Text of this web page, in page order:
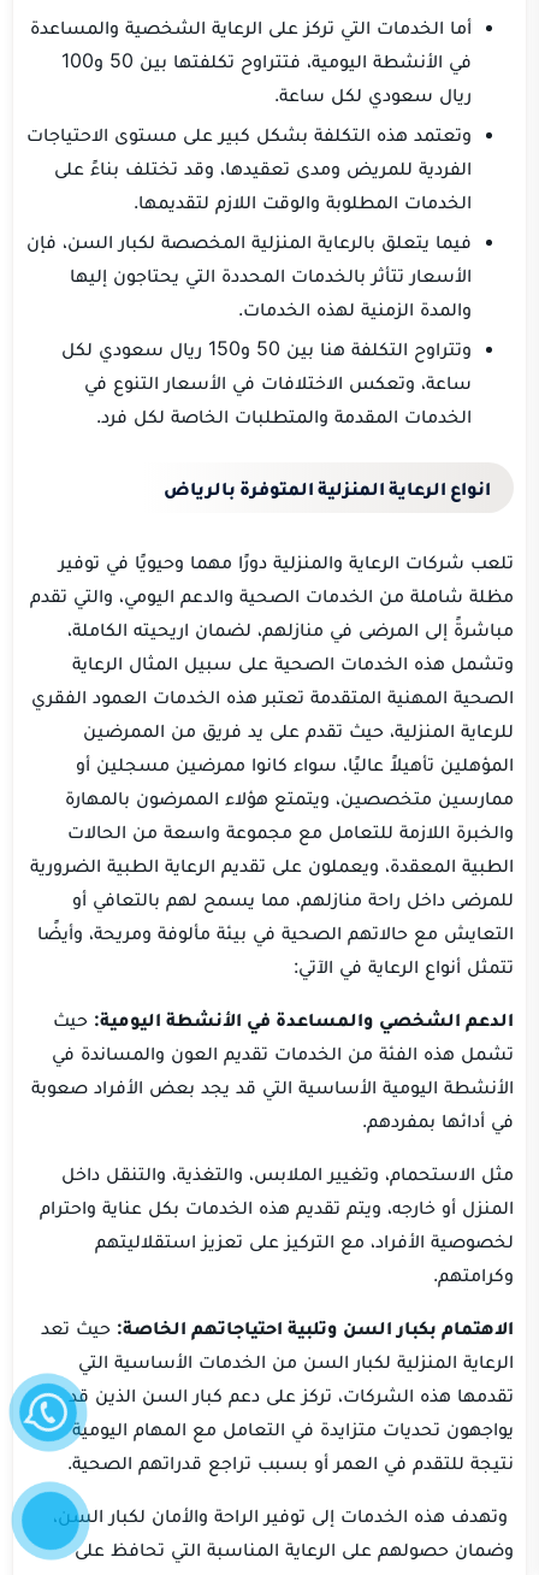
أما الخدمات التي تركز على الرعاية الشخصية والمساعدة
في الأنشطة اليومية، فتتراوح تكلفتها بين 50 و100
ريال سعودي لكل ساعة.
وتعتمد هذه التكلفة بشكل كبير على مستوى الاحتياجات
الفردية للمريض ومدى تعقيدها، وقد تختلف بناءً على
الخدمات المطلوبة والوقت اللازم لتقديمها.
فيما يتعلق بالرعاية المنزلية المخصصة لكبار السن، فإن
الأسعار تتأثر بالخدمات المحددة التي يحتاجون إليها
والمدة الزمنية لهذه الخدمات.
وتتراوح التكلفة هنا بين 50 و150 ريال سعودي لكل
ساعة، وتعكس الاختلافات في الأسعار التنوع في
الخدمات المقدمة والمتطلبات الخاصة لكل فرد.
انواع الرعاية المنزلية المتوفرة بالرياض
تلعب شركات الرعاية والمنزلية دورًا مهما وحيويًا في توفير
مظلة شاملة من الخدمات الصحية والدعم اليومي، والتي تقدم
مباشرةً إلى المرضى في منازلهم، لضمان اريحيته الكاملة،
وتشمل هذه الخدمات الصحية على سبيل المثال الرعاية
الصحية المهنية المتقدمة تعتبر هذه الخدمات العمود الفقري
للرعاية المنزلية، حيث تقدم على يد فريق من الممرضين
المؤهلين تأهيلاً عاليًا، سواء كانوا ممرضين مسجلين أو
ممارسين متخصصين، ويتمتع هؤلاء الممرضون بالمهارة
والخبرة اللازمة للتعامل مع مجموعة واسعة من الحالات
الطبية المعقدة، ويعملون على تقديم الرعاية الطبية الضرورية
للمرضى داخل راحة منازلهم، مما يسمح لهم بالتعافي أو
التعايش مع حالاتهم الصحية في بيئة مألوفة ومريحة، وأيضًا
تتمثل أنواع الرعاية في الآتي:
الدعم الشخصي والمساعدة في الأنشطة اليومية: حيث
تشمل هذه الفئة من الخدمات تقديم العون والمساندة في
الأنشطة اليومية الأساسية التي قد يجد بعض الأفراد صعوبة
في أدائها بمفردهم.
مثل الاستحمام، وتغيير الملابس، والتغذية، والتنقل داخل
المنزل أو خارجه، ويتم تقديم هذه الخدمات بكل عناية واحترام
لخصوصية الأفراد، مع التركيز على تعزيز استقلاليتهم
وكرامتهم.
الاهتمام بكبار السن وتلبية احتياجاتهم الخاصة: حيث تعد
الرعاية المنزلية لكبار السن من الخدمات الأساسية التي
تقدمها هذه الشركات، تركز على دعم كبار السن الذين قد
يواجهون تحديات متزايدة في التعامل مع المهام اليومية
نتيجة للتقدم في العمر أو بسبب تراجع قدراتهم الصحية.
وتهدف هذه الخدمات إلى توفير الراحة والأمان لكبار السن،
وضمان حصولهم على الرعاية المناسبة التي تحافظ على
واتساب
إتصل
الآن